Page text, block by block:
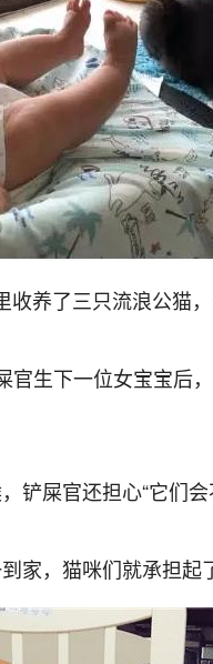
养了三只流浪公猫
官生下一位女宝宝后
铲屎官还担心“它们会
家，猫咪们就承担起